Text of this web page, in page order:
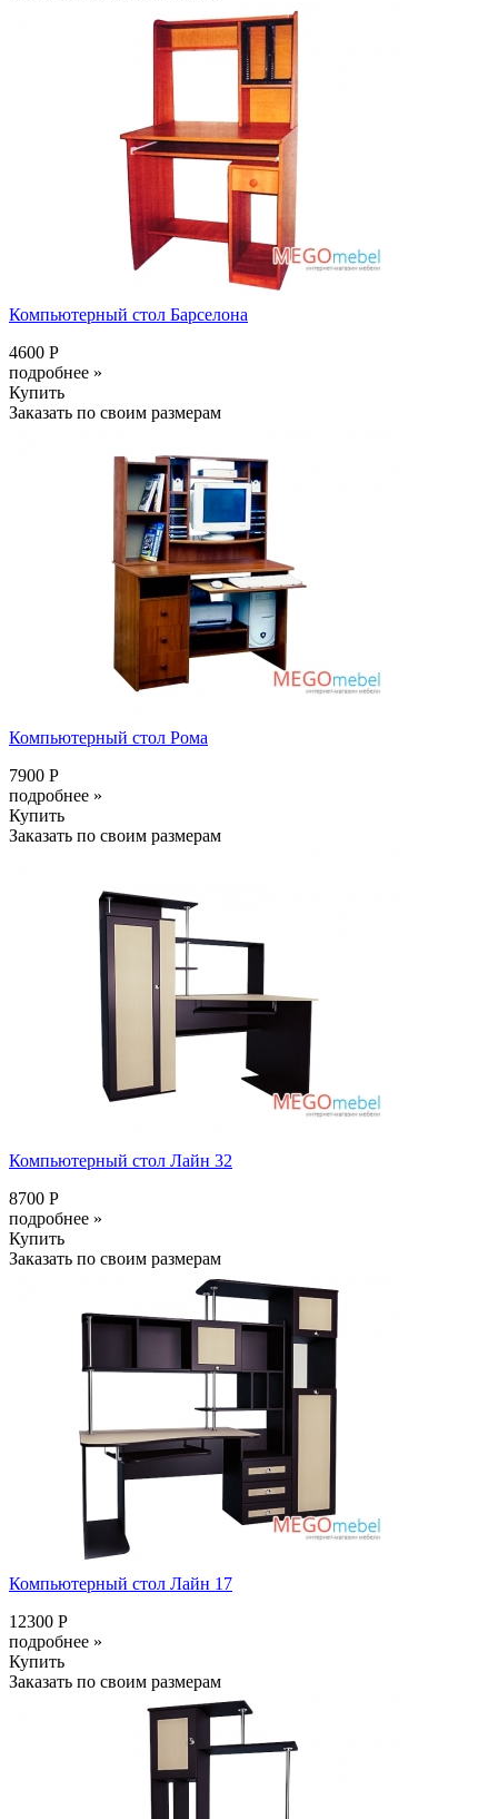
Компьютерный стол Барселона
4600 Р
подробнее »
Купить
Заказать по своим размерам
Компьютерный стол Рома
7900 Р
подробнее »
Купить
Заказать по своим размерам
Компьютерный стол Лайн 32
8700 Р
подробнее »
Купить
Заказать по своим размерам
Компьютерный стол Лайн 17
12300 Р
подробнее »
Купить
Заказать по своим размерам